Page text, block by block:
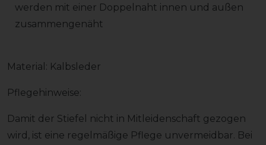
werden mit einer Doppelnaht innen und außen
zusammengenäht
Material: Kalbsleder
Pflegehinweise:
Damit der Stiefel nicht in Mitleidenschaft gezogen
wird, ist eine regelmäßige Pflege unvermeidbar. Bei